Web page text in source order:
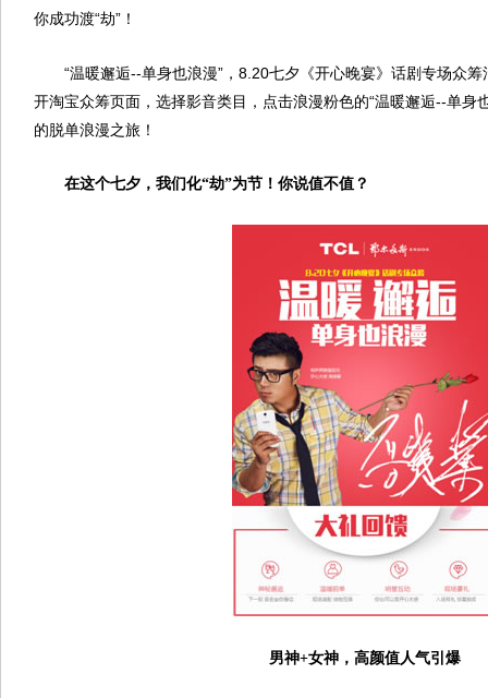
你成功渡“劫”！
“温暖邂逅--单身也浪漫”，8.20七夕《开心晚宴》话剧专场众
开淘宝众筹页面，选择影音类目，点击浪漫粉色的“温暖邂逅--单身
的脱单浪漫之旅！
在这个七夕，我们化“劫”为节！你说值不值？
男神+女神，高颜值人气引爆